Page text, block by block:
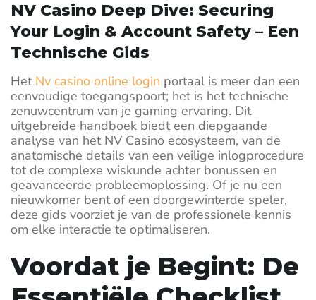
NV Casino Deep Dive: Securing
Your Login & Account Safety – Een
Technische Gids
Het Nv casino online login portaal is meer dan een
eenvoudige toegangspoort; het is het technische
zenuwcentrum van je gaming ervaring. Dit
uitgebreide handboek biedt een diepgaande
analyse van het NV Casino ecosysteem, van de
anatomische details van een veilige inlogprocedure
tot de complexe wiskunde achter bonussen en
geavanceerde probleemoplossing. Of je nu een
nieuwkomer bent of een doorgewinterde speler,
deze gids voorziet je van de professionele kennis
om elke interactie te optimaliseren.
Voordat je Begint: De